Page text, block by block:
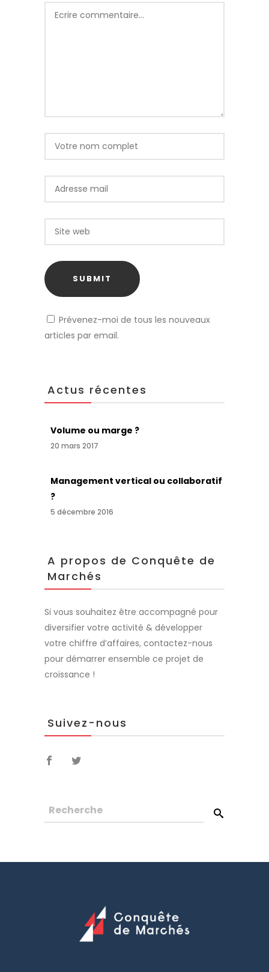
Prévenez-moi de tous les nouveaux
articles par email.
Actus récentes
Volume ou marge ?
20 mars 2017
Management vertical ou collaboratif
?
5 décembre 2016
A propos de Conquête de
Marchés
Si vous souhaitez être accompagné pour
diversifier votre activité & développer
votre chiffre d’affaires, contactez-nous
pour démarrer ensemble ce projet de
croissance !
Suivez-nous